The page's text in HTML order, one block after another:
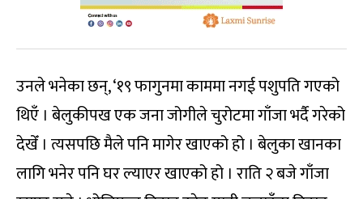
उनले भनेका छन्, ‘१९ फागुनमा काममा नगई पशुपति गएको
थिएँ । बेलुकीपख एक जना जोगीले चुरोटमा गाँजा भर्दै गरेको
देखेँ । त्यसपछि मैले पनि मागेर खाएको हो । बेलुका खानका
लागि भनेर पनि घर ल्याएर खाएको हो । राति २ बजे गाँजा